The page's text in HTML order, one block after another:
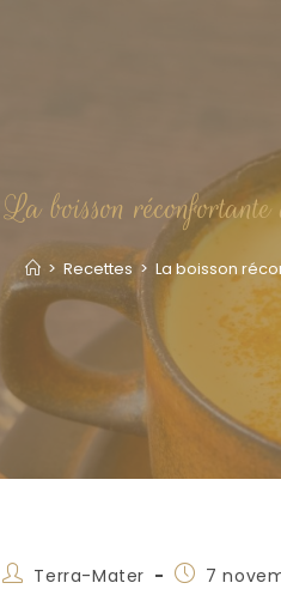
La boisson
> Recettes > La boisson
Terra-Mater 7